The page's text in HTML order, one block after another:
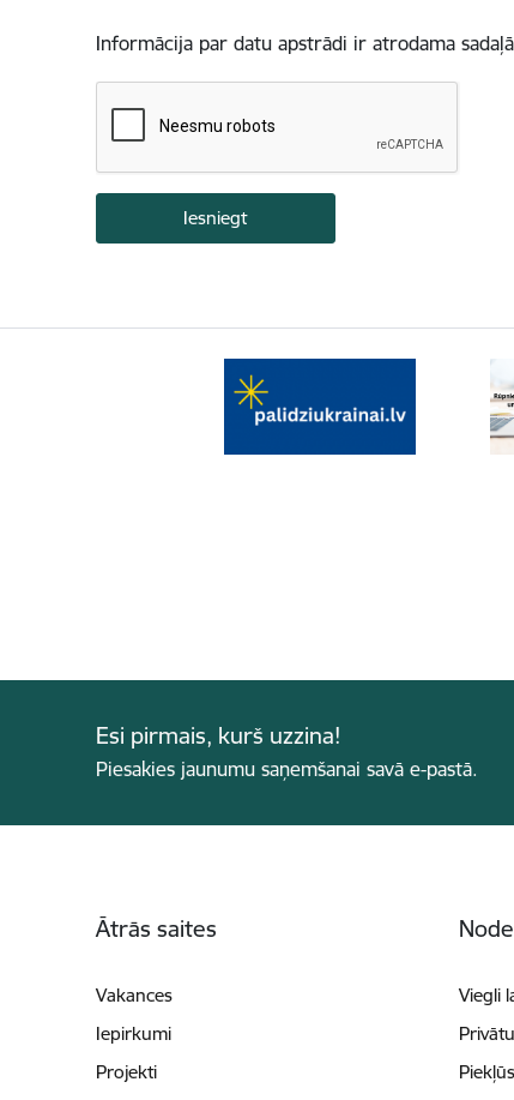
Informācija par datu apstrādi ir atrodama
Esi pirmais, kurš uzzina!
Piesakies jaunumu saņemšanai savā e-pastā.
Ātrās saites
Vakances
Iepirkumi
Projekti
Viegli